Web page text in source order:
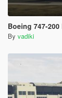
Boeing 747-
By vadiki